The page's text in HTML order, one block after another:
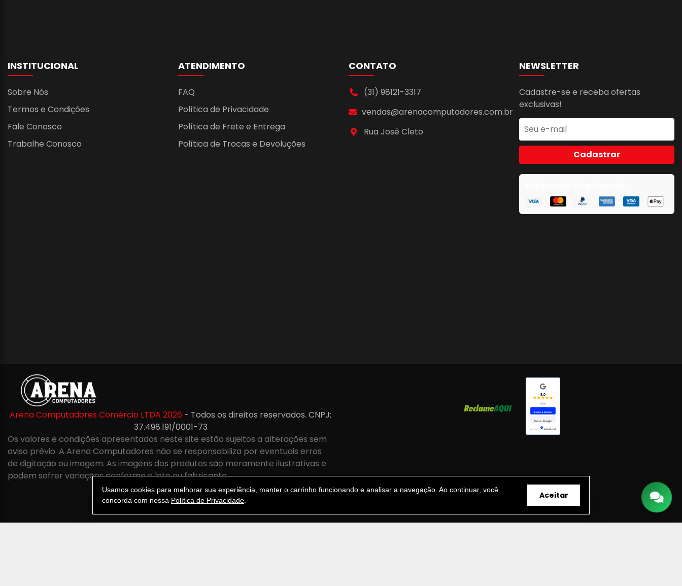
INSTITUCIONAL
Sobre Nós
Termos e Condições
Fale Conosco
Trabalhe Conosco
ATENDIMENTO
FAQ
Política de Privacidade
Política de Frete e Entrega
Política de Trocas e Devoluções
CONTATO
(31) 98121-3317
vendas@arenacomputadores.com.br
Rua José Cleto
NEWSLETTER
Cadastre-se e receba ofertas
exclusivas!
Cadastrar
Arena Computadores Comércio LTDA 2026 - Todos os direitos reservados. CNPJ:
37.498.191/0001-73
Os valores e condições apresentados neste site estão sujeitos a alterações sem
aviso prévio. A Arena Computadores não se responsabiliza por eventuais erros
de digitação ou imagem. As imagens dos produtos são meramente ilustrativas e
podem sofrer variações conforme o lote ou fabricante.
Usamos cookies para melhorar sua experiência, manter o carrinho funcionando e analisar a navegação. Ao continuar, você
concorda com nossa Política de Privacidade Aceitar